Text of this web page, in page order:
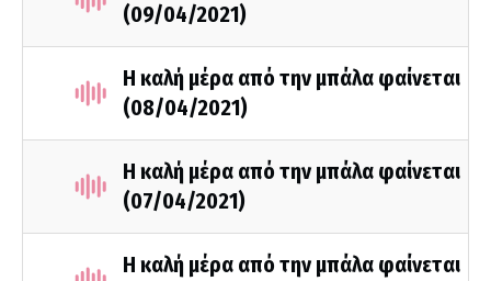
(09/04/2021)
Η καλή μέρα από την μπάλα φαίνεται
(08/04/2021)
Η καλή μέρα από την μπάλα φαίνεται
(07/04/2021)
Η καλή μέρα από την μπάλα φαίνεται